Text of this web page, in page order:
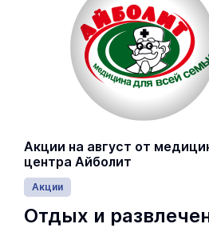
Акции на август от
центра Айболит
Акции
Отдых и